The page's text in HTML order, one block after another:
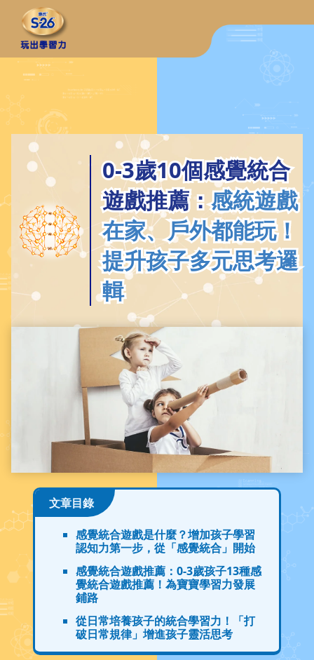
0-3歲10個感覺統合
遊戲推薦：感統遊戲
在家、戶外都能玩！
提升孩子多元思考邏
輯
0-3歲10個感覺統合
遊戲推薦：感統遊戲
在家、戶外都能玩！
提升孩子多元思考邏
輯
文章目錄
感覺統合遊戲是什麼？增加孩子學習
認知力第一步，從「感覺統合」開始
感覺統合遊戲推薦：0-3歲孩子13種感
覺統合遊戲推薦！為寶寶學習力發展
鋪路
從日常培養孩子的統合學習力！「打
破日常規律」增進孩子靈活思考